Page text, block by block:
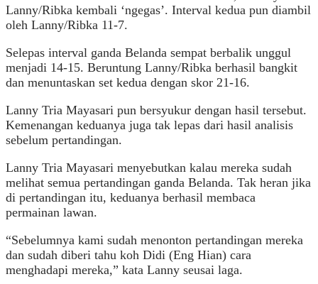
Lanny/Ribka kembali ‘ngegas’. Interval kedua pun diambil
oleh Lanny/Ribka 11-7.
Selepas interval ganda Belanda sempat berbalik unggul
menjadi 14-15. Beruntung Lanny/Ribka berhasil bangkit
dan menuntaskan set kedua dengan skor 21-16.
Lanny Tria Mayasari pun bersyukur dengan hasil tersebut.
Kemenangan keduanya juga tak lepas dari hasil analisis
sebelum pertandingan.
Lanny Tria Mayasari menyebutkan kalau mereka sudah
melihat semua pertandingan ganda Belanda. Tak heran jika
di pertandingan itu, keduanya berhasil membaca
permainan lawan.
“Sebelumnya kami sudah menonton pertandingan mereka
dan sudah diberi tahu koh Didi (Eng Hian) cara
menghadapi mereka,” kata Lanny seusai laga.